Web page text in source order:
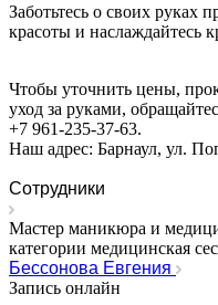
Заботьтесь о своих руках
красоты и наслаждайтесь
Чтобы уточнить цены,
уход за руками,
+7 961-235-37-63.
Наш адрес: Барнаул, ул.
Сотрудники
Мастер маникюра и
категории медицинская
Бессонова Евгения
Запись онлайн